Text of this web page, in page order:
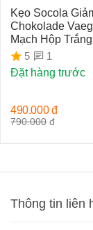
Kẹo Socola
Chokolade
Mạch Hộp Trắng
5
1
Đặt hàng trước
790.000 đ
490.000 đ
Thông tin liên